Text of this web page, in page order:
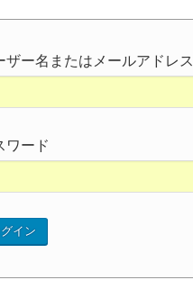
ザー名またはメールアドレス
ワード